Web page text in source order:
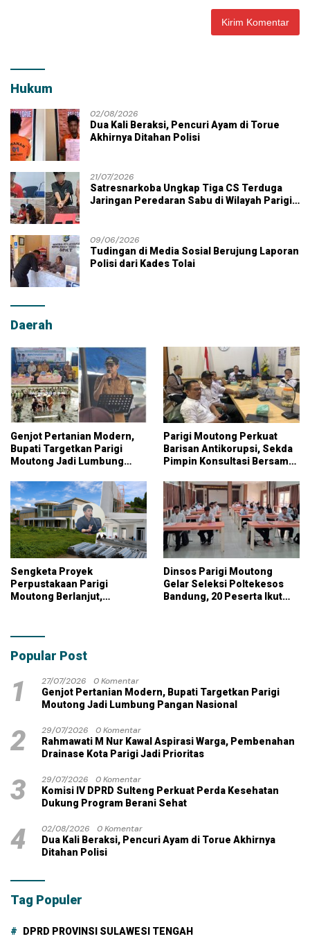
Hukum
02/08/2026
Dua Kali Beraksi, Pencuri Ayam di Torue
Akhirnya Ditahan Polisi
21/07/2026
Satresnarkoba Ungkap Tiga CS Terduga
Jaringan Peredaran Sabu di Wilayah Parigi
09/06/2026
Tudingan di Media Sosial Berujung Laporan
Polisi dari Kades Tolai
Daerah
Genjot Pertanian Modern,
Bupati Targetkan Parigi
Moutong Jadi Lumbung
Parigi Moutong Perkuat
Barisan Antikorupsi, Sekda
Pimpin Konsultasi Bersama
Sengketa Proyek
Perpustakaan Parigi
Moutong Berlanjut,
dengan Dana Pribadi
Dinsos Parigi Moutong
Gelar Seleksi Poltekesos
Bandung, 20 Peserta Ikut
Popular Post
1 27/07/2026
0 Komentar
Genjot Pertanian Modern, Bupati Targetkan Parigi
Moutong Jadi Lumbung Pangan Nasional
2 29/07/2026
0 Komentar
Rahmawati M Nur Kawal Aspirasi Warga, Pembenahan
Drainase Kota Parigi Jadi Prioritas
3 29/07/2026
0 Komentar
Komisi IV DPRD Sulteng Perkuat Perda Kesehatan
Dukung Program Berani Sehat
4 02/08/2026
0 Komentar
Dua Kali Beraksi, Pencuri Ayam di Torue Akhirnya
Ditahan Polisi
Tag Populer
DPRD PROVINSI SULAWESI TENGAH